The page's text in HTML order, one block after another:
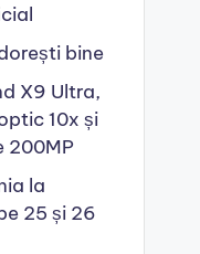
bine
X9 Ultra,
10x și
200MP
la
25 și 26